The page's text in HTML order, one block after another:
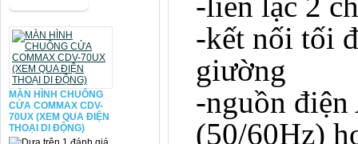
MÀN HÌNH CHUÔNG
CỬA COMMAX CDV-
70UX (XEM QUA ĐIỆN
THOẠI DI ĐỘNG)
-kết nối tối
giường
-nguồn
(50/60Hz)